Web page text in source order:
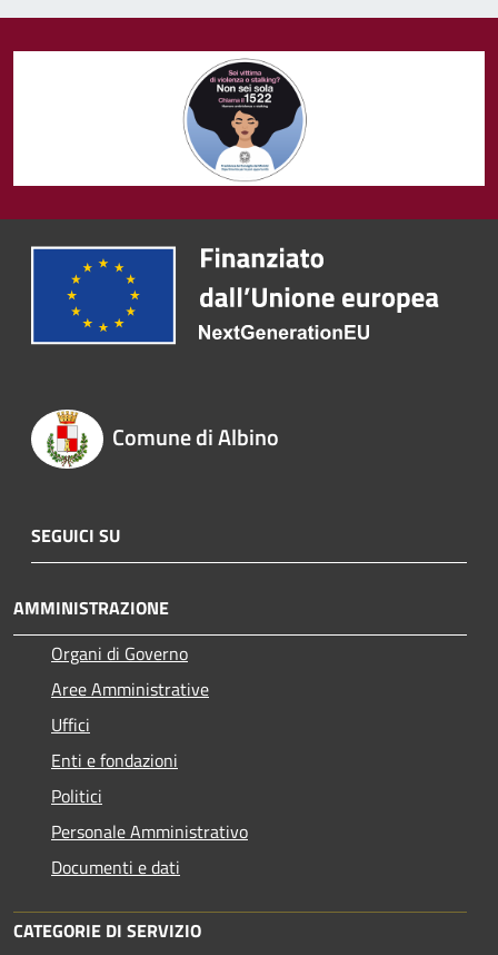
Comune di Albino
SEGUICI SU
AMMINISTRAZIONE
Organi di Governo
Aree Amministrative
Uffici
Enti e fondazioni
Politici
Personale Amministrativo
Documenti e dati
CATEGORIE DI SERVIZIO